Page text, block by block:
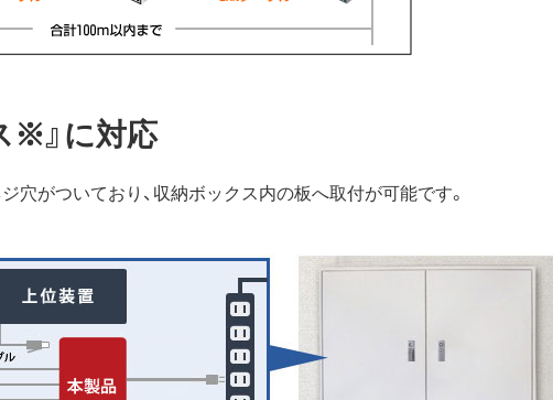
※』に対応
穴がついており、収納ボックス内の板へ取付が可能です。